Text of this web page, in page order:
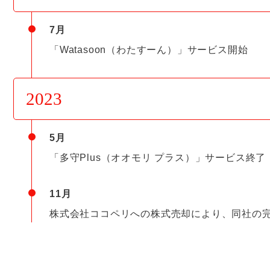
7月
「Watasoon（わたすーん）」サービス開始
2023
5月
「多守Plus（オオモリ プラス）」サービス終了
11月
株式会社ココペリへの株式売却により、同社の